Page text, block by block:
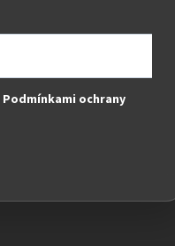
Podmínkami ochrany